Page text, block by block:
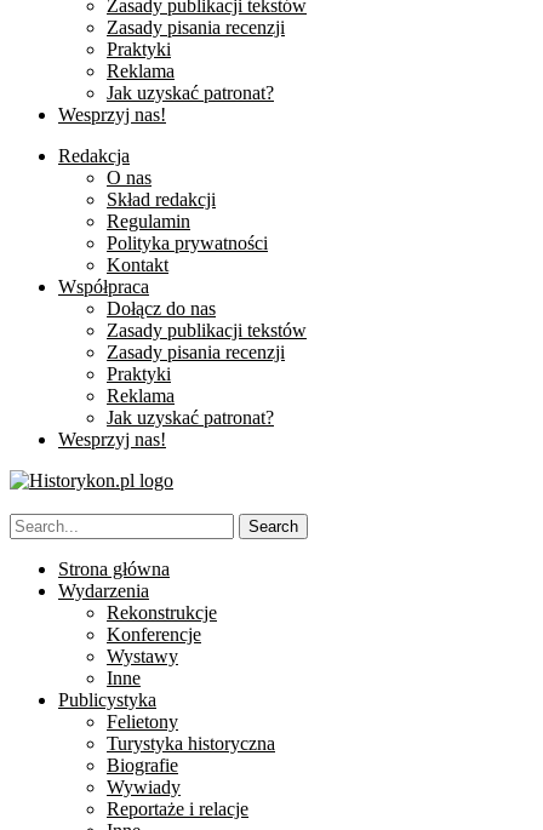
Zasady publikacji tekstów
Zasady pisania recenzji
Praktyki
Reklama
Jak uzyskać patronat?
Wesprzyj nas!
Redakcja
O nas
Skład redakcji
Regulamin
Polityka prywatności
Kontakt
Współpraca
Dołącz do nas
Zasady publikacji tekstów
Zasady pisania recenzji
Praktyki
Reklama
Jak uzyskać patronat?
Wesprzyj nas!
Strona główna
Wydarzenia
Rekonstrukcje
Konferencje
Wystawy
Inne
Publicystyka
Felietony
Turystyka historyczna
Biografie
Wywiady
Reportaże i relacje